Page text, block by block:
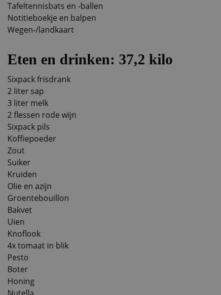
Tafeltennisbats en -ballen
Notitieboekje en balpen
Wegen-/landkaart
Eten en drinken: 37,2 kilo
Sixpack frisdrank
2 liter sap
3 liter melk
2 flessen rode wijn
Sixpack pils
Koffiepoeder
Zout
Suiker
Kruiden
Olie en azijn
Groentebouillon
Bakvet
Uien
Knoflook
4x tomaat in blik
Pesto
Boter
Honing